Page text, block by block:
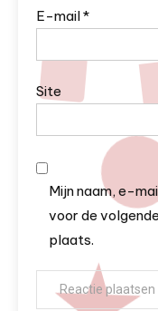
E-mail*
Site
Mijn naam, e-
voor de
plaats.